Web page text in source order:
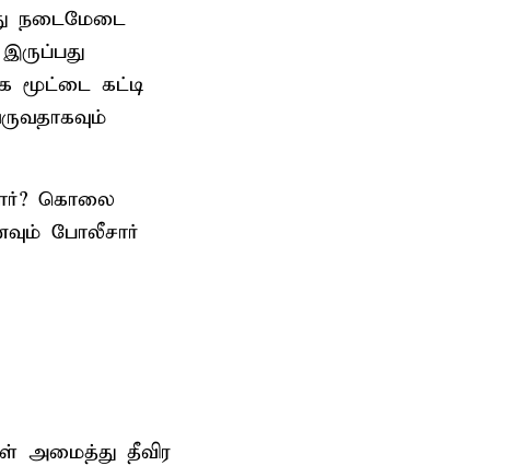
நடைமேடை
மூட்டை கட்டி
கொலை
போலீசார்
அமைத்து தீவிர